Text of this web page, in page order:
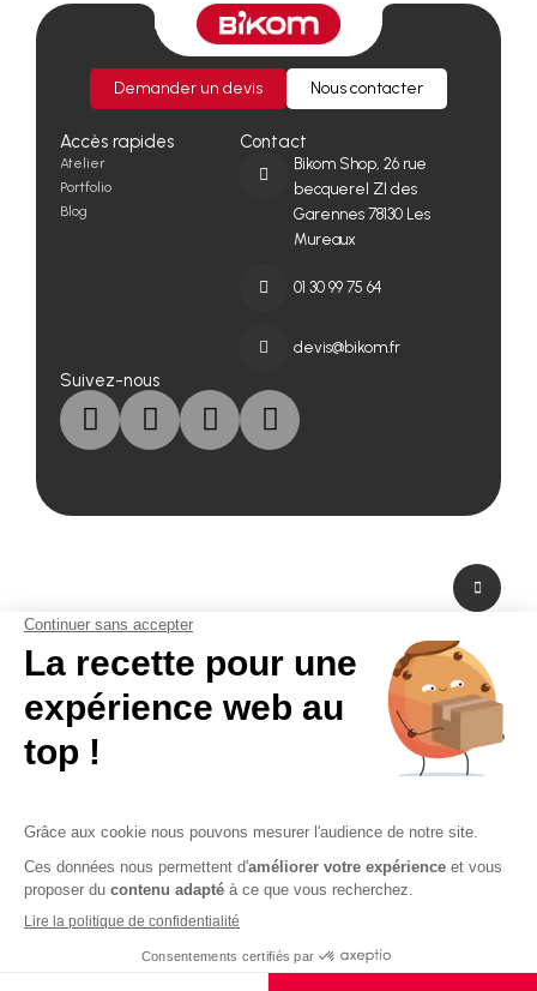
Demander un devis Nous contacter
Accès rapides
Atelier
Portfolio
Blog
Contact
Bikom Shop, 26 rue
becquerel ZI des
Garennes 78130 Les
Mureaux
01 30 99 75 64
devis@bikom.fr
Suivez-nous
A propos de nous
Fabricant de PLV en carton et fabricant de stand modulaire, Bikom est situé
dans les Yvelines en Ile-de-France. A peine à 20 mn de Paris La Défense,
Bikom peut fabriquer et livrer dans l'urgence. Proposant une large gamme
de produits et services, de la création graphique à la fabrication en passant
16 ans, Bikom accompagne les entreprises pour communiquer efficacement
Politique de confidentialité
Plan du site